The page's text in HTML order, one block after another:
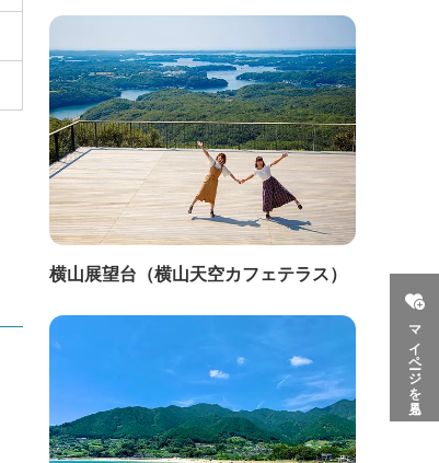
マイページを見る
横山展望台（横山天空カフェテラス）